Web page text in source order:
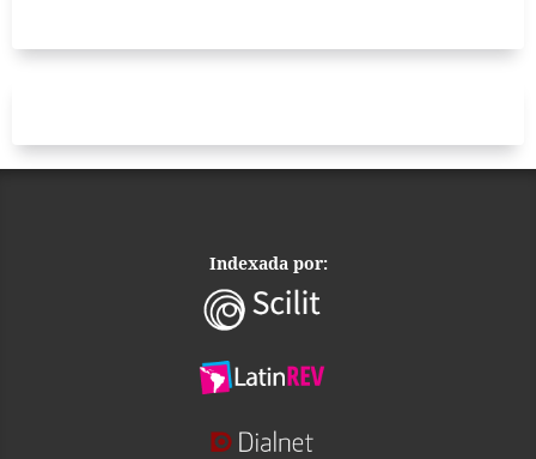
Indexada por: